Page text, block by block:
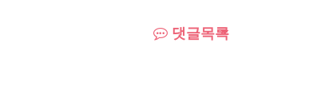
댓글목록